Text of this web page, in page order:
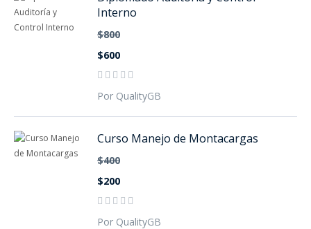
Interno
$800
$600
Por QualityGB
Curso Manejo de Montacargas
$400
$200
Por QualityGB